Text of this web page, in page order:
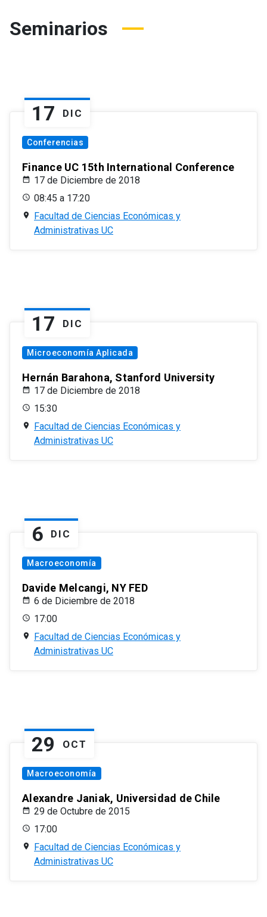
Seminarios
17 DIC
Conferencias
Finance UC 15th International Conference
17 de Diciembre de 2018
08:45 a 17:20
Facultad de Ciencias Económicas y
Administrativas UC
17 DIC
Microeconomía Aplicada
Hernán Barahona, Stanford University
17 de Diciembre de 2018
15:30
Facultad de Ciencias Económicas y
Administrativas UC
6 DIC
Macroeconomía
Davide Melcangi, NY FED
6 de Diciembre de 2018
17:00
Facultad de Ciencias Económicas y
Administrativas UC
29 OCT
Macroeconomía
Alexandre Janiak, Universidad de Chile
29 de Octubre de 2015
17:00
Facultad de Ciencias Económicas y
Administrativas UC